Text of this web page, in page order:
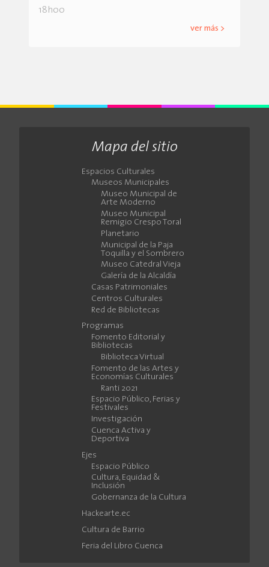
18h00
ver más >
Mapa del sitio
Espacios Culturales
Museos Municipales
Museo Municipal de
Arte Moderno
Museo Municipal
Remigio Crespo Toral
Planetario
Municipal de la Paja
Toquilla y el Sombrero
Museo Catedral Vieja
Galería de la Alcaldía
Casas Patrimoniales
Centros Culturales
Red de Bibliotecas
Programas
Fomento Editorial y
Bibliotecas
Biblioteca Virtual
Fomento de las Artes y
Economías Culturales
Ranti 2021
Espacio Público, Ferias y
Festivales
Investigación
Cuenca Activa y
Deportiva
Ejes
Espacio Público
Cultura, Equidad &
Inclusión
Gobernanza de la Cultura
Hackearte.ec
Cultura de Barrio
Feria del Libro Cuenca